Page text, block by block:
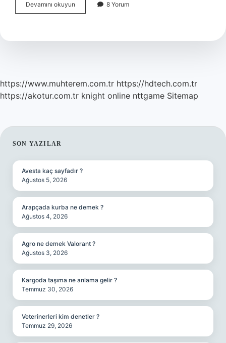
Devamını okuyun
Ayda
Mi
8 Yorum
https://www.muhterem.com.tr https://hdtech.com.tr
https://akotur.com.tr knight online nttgame Sitemap
SIDEBAR
SON YAZILAR
Avesta kaç sayfadır ?
Ağustos 5, 2026
Arapçada kurba ne demek ?
Ağustos 4, 2026
Agro ne demek Valorant ?
Ağustos 3, 2026
Kargoda taşıma ne anlama gelir ?
Temmuz 30, 2026
Veterinerleri kim denetler ?
Temmuz 29, 2026